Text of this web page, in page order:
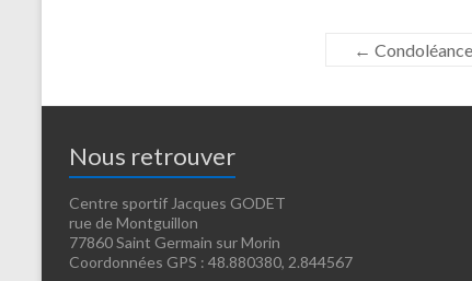
←
Nous retrouver
Centre sportif Jacques GODET
rue de Montguillon
77860 Saint Germain sur Morin
Coordonnées GPS : 48.880380, 2.844567